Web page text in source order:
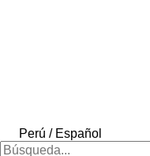
Perú / Español